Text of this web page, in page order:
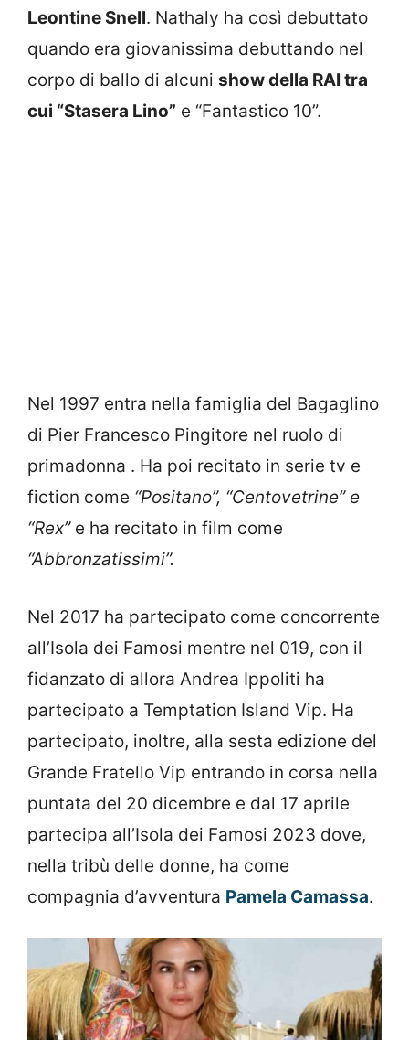
Leontine Snell. Nathaly ha così debuttato
quando era giovanissima debuttando nel
corpo di ballo di alcuni show della RAI tra
cui “Stasera Lino” e “Fantastico 10”.
Nel 1997 entra nella famiglia del Bagaglino
di Pier Francesco Pingitore nel ruolo di
primadonna . Ha poi recitato in serie tv e
fiction come “Positano”, “Centovetrine” e
“Rex” e ha recitato in film come
“Abbronzatissimi”.
Nel 2017 ha partecipato come concorrente
all’Isola dei Famosi mentre nel 019, con il
fidanzato di allora Andrea Ippoliti ha
partecipato a Temptation Island Vip. Ha
partecipato, inoltre, alla sesta edizione del
Grande Fratello Vip entrando in corsa nella
puntata del 20 dicembre e dal 17 aprile
partecipa all’Isola dei Famosi 2023 dove,
nella tribù delle donne, ha come
compagnia d’avventura Pamela Camassa.